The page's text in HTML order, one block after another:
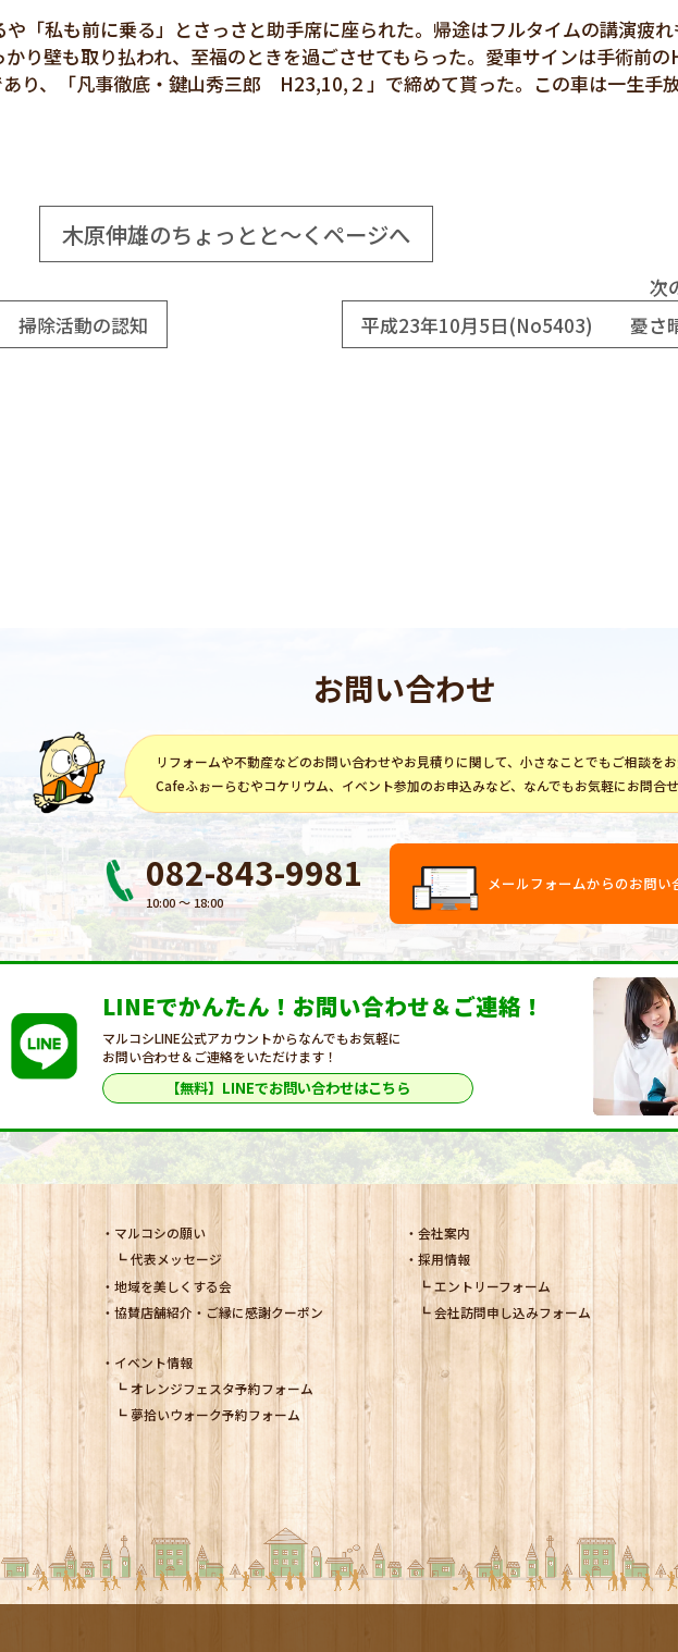
「私も前に乗る」とさっさと助手席に座られた。帰途はフルタイムの講演疲れ
り壁も取り払われ、至福のときを過ごさせてもらった。愛車サインは手術前の
り、「凡事徹底・鍵山秀三郎 H23,10,２」で締めて貰った。この車は一生手
木原伸雄のちょっとと～くページへ
除活動の認知
次
平成23年10月5日(No5403) 憂さ
お問い合わせ
リフォームや不動産などのお問い合わせやお見積りに関して、小さなことでもご相談をお
Cafeふぉーらむやコケリウム、イベント参加のお申込みなど、なんでもお気軽にお問合せ
082-843-9981
10:00 〜 18:00
メールフォームからのお問い
LINEでかんたん！ お問い合わせ＆ご連絡！
マルコシLINE公式アカウントからなんでもお気軽に
お問い合わせ＆ご連絡をいただけます！
【無料】LINEでお問い合わせはこちら
マルコシの願い
代表メッセージ
地域を美しくする会
協賛店舗紹介・ご縁に感謝クーポン
イベント情報
オレンジフェスタ予約フォーム
夢拾いウォーク予約フォーム
会社案内
採用情報
エントリーフォーム
会社訪問申し込みフォーム